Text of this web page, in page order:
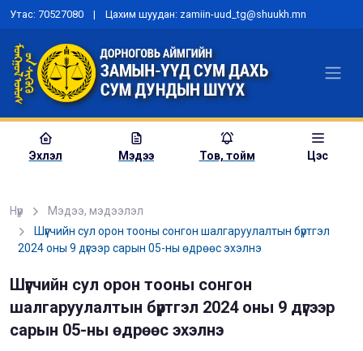
Утас: 70527080 | Цахим шуудан: zamiin-uud_tg@shuukh.mn
Эхлэл Мэдээ Тов, тойм Цэс
Нүүр
Мэдээ, мэдээлэл
Шүүгчийн сул орон тооны сонгон шалгаруулалтын бүртгэл
2024 оны 9 дүгээр сарын 05-ны өдрөөс эхэлнэ
Шүүгчийн сул орон тооны сонгон
шалгаруулалтын бүртгэл 2024 оны 9 дүгээр
сарын 05-ны өдрөөс эхэлнэ
“Шүүх эрх мэдлийн хөгжлийн
авах хэлэлцүүлэг зохион
байгууллаа
2023-06-15 00:00:00